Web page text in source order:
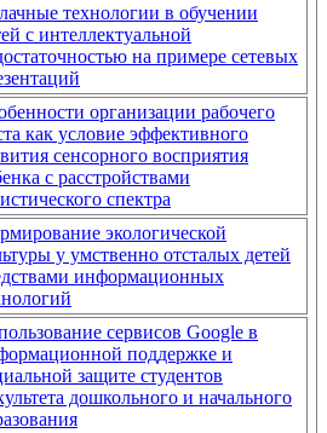
технологии в обучении
с интеллектуальной
на примере сетевых
организации рабочего
как условие эффективного
сенсорного восприятия
с расстройствами
спектра
экологической
у умственно отсталых детей
информационных
сервисов Google в
поддержке и
защите студентов
дошкольного и начального